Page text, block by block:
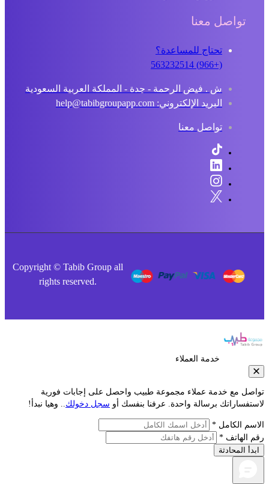
تواصل معنا
تحتاج للمساعدة؟
ش . فيض الرحمة - جدة - المملكة العربية السعودية
البريد الإلكتروني: help@tabibgroupapp.com
تواصل معنا
Copyright © Tabib Group all
rights reserved.
خدمة العملاء
مع خدمة عملاء مجموعة طبيب واحصل على إجابات فورية
برسالة واحدة. عرفنا بنفسك أوسجل دخولك.. وهيا نبدأ!
الكامل *
الهاتف *
المحادثة